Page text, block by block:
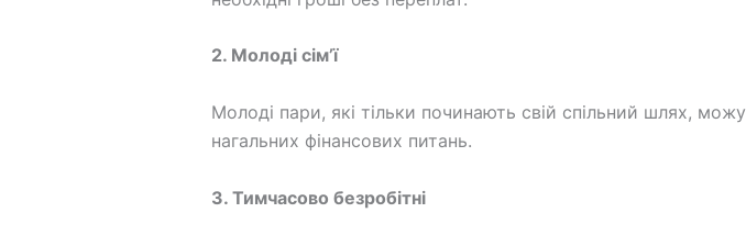
2. Молоді сім’ї
Молоді пари, які тільки починають свій спільний шлях,
нагальних фінансових питань.
3. Тимчасово безробітні